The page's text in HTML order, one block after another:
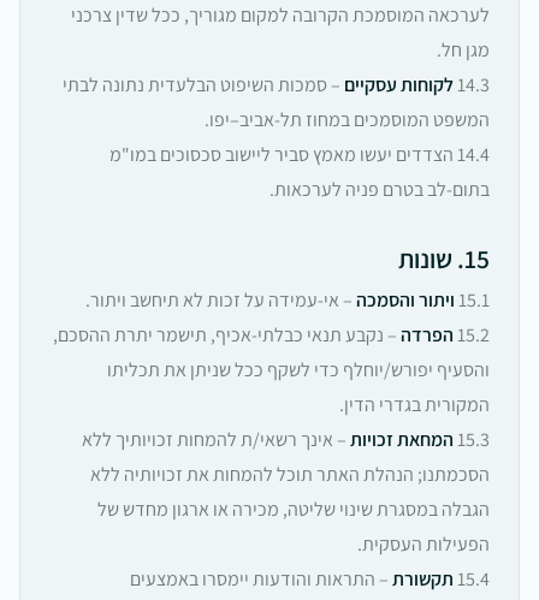
לערכאה המוסמכת הקרובה למקום מגוריך, ככל שדין צרכני
מגן חל.
14.3לקוחות עסקיים – סמכות השיפוט הבלעדית נתונה לבתי
המשפט המוסמכים במחוז תל-אביב–יפו.
14.4 הצדדים יעשו מאמץ סביר ליישוב סכסוכים במו"מ
בתום-לב בטרם פניה לערכאות.
15. שונות
15.1ויתור והסמכה– אי-עמידה על זכות לא תיחשב ויתור.
15.2הפרדה– נקבע תנאי כבלתי-אכיף, תישמר יתרת ההסכם,
והסעיף יפורש/יוחלף כדי לשקף ככל שניתן את תכליתו
המקורית בגדרי הדין.
15.3המחאת זכויות– אינך רשאי/ת להמחות זכויותיך ללא
הסכמתנו; הנהלת האתר תוכל להמחות את זכויותיה ללא
הגבלה במסגרת שינוי שליטה, מכירה או ארגון מחדש של
הפעילות העסקית.
15.4תקשורת– התראות והודעות יימסרו באמצעים